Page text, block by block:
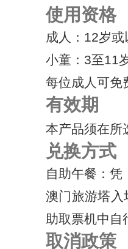
使用资格
成人：12岁或
小童：3至11
每位成人可免
有效期
本产品须在所
兑换方式
自助午餐：
澳门旅游塔入
助取票机中
取消政策